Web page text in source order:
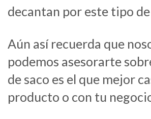
decantan por este tipo
Aún así recuerda que
podemos asesorarte
de saco es el que mejor
producto o con tu